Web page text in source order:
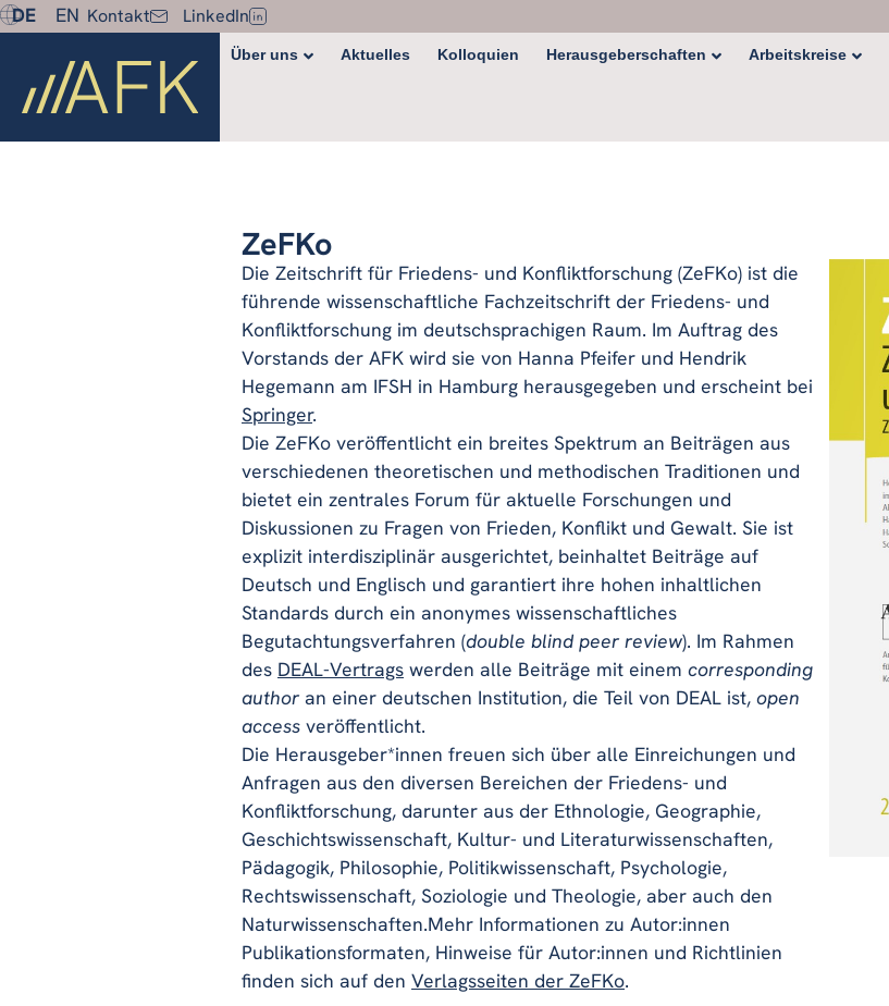
DE EN Kontakt LinkedIn
Über uns Aktuelles Kolloquien Herausgeberschaften Arbeitskreise
ZeFKo
Die Zeitschrift für Friedens- und Konfliktforschung (ZeFKo) ist die
führende wissenschaftliche Fachzeitschrift der Friedens- und
Konfliktforschung im deutschsprachigen Raum. Im Auftrag des
Vorstands der AFK wird sie von Hanna Pfeifer und Hendrik
Hegemann am IFSH in Hamburg herausgegeben und erscheint bei
Springer.
Die ZeFKo veröffentlicht ein breites Spektrum an Beiträgen aus
verschiedenen theoretischen und methodischen Traditionen und
bietet ein zentrales Forum für aktuelle Forschungen und
Diskussionen zu Fragen von Frieden, Konflikt und Gewalt. Sie ist
explizit interdisziplinär ausgerichtet, beinhaltet Beiträge auf
Deutsch und Englisch und garantiert ihre hohen inhaltlichen
Standards durch ein anonymes wissenschaftliches
Begutachtungsverfahren (double blind peer review). Im Rahmen
des DEAL-Vertrags werden alle Beiträge mit einem corresponding
authoran einer deutschen Institution, die Teil von DEAL ist, open
access veröffentlicht.
Die Herausgeber*innen freuen sich über alle Einreichungen und
Anfragen aus den diversen Bereichen der Friedens- und
Konfliktforschung, darunter aus der Ethnologie, Geographie,
Geschichtswissenschaft, Kultur- und Literaturwissenschaften,
Pädagogik, Philosophie, Politikwissenschaft, Psychologie,
Rechtswissenschaft, Soziologie und Theologie, aber auch den
Naturwissenschaften.Mehr Informationen zu Autor:innen
Publikationsformaten, Hinweise für Autor:innen und Richtlinien
finden sich auf den Verlagsseiten der ZeFKo.